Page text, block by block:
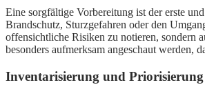
Eine sorgfältige Vorbereitung ist der erste
Brandschutz, Sturzgefahren oder den
offensichtliche Risiken zu notieren, sondern
besonders aufmerksam angeschaut werden,
Inventarisierung und Priorisierung